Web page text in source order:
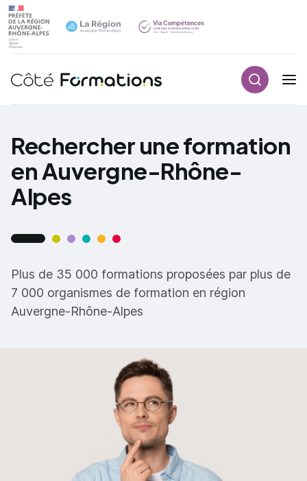
Navigation principale
Rechercher une formation
en Auvergne-Rhône-
Alpes
Plus de 35 000 formations proposées par plus de
7 000 organismes de formation en région
Auvergne-Rhône-Alpes